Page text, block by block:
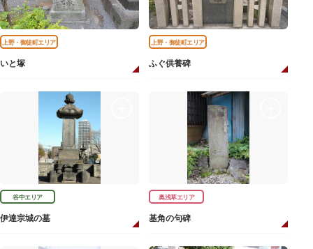
上野・御徒町エリア
いと塚
上野・御徒町エリア
ふぐ供養碑
谷中エリア
伊達宗城の墓
奥浅草エリア
基角の句碑